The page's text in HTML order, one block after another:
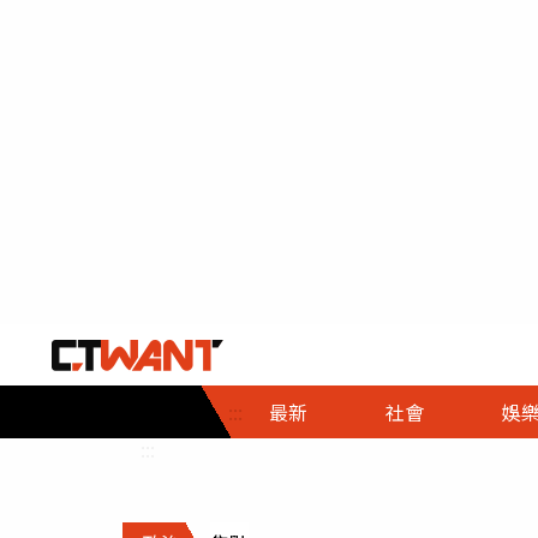
::: 最新 社會
社會首頁
時事
調查
娛樂
娛樂首頁
即時
財經首頁
熱線
政